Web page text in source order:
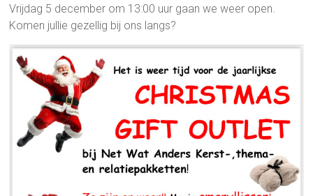
Vrijdag 5 december om 13:00 uur gaan we weer open.
Komen jullie gezellig bij ons langs?